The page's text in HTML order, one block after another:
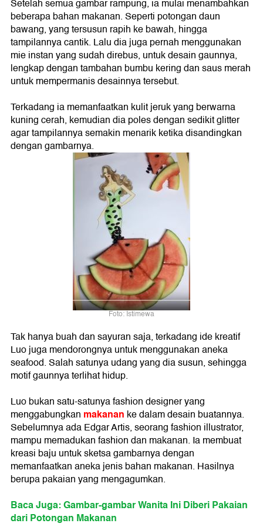
Setelah semua gambar rampung, ia mulai menambahkan
beberapa bahan makanan. Seperti potongan daun
bawang, yang tersusun rapih ke bawah, hingga
tampilannya cantik. Lalu dia juga pernah menggunakan
mie instan yang sudah direbus, untuk desain gaunnya,
lengkap dengan tambahan bumbu kering dan saus merah
untuk mempermanis desainnya tersebut.
Terkadang ia memanfaatkan kulit jeruk yang berwarna
kuning cerah, kemudian dia poles dengan sedikit glitter
agar tampilannya semakin menarik ketika disandingkan
dengan gambarnya.
Foto: Istimewa
Tak hanya buah dan sayuran saja, terkadang ide kreatif
Luo juga mendorongnya untuk menggunakan aneka
seafood. Salah satunya udang yang dia susun, sehingga
motif gaunnya terlihat hidup.
Luo bukan satu-satunya fashion designer yang
menggabungkan makanan ke dalam desain buatannya.
Sebelumnya ada Edgar Artis, seorang fashion illustrator,
mampu memadukan fashion dan makanan. Ia membuat
kreasi baju untuk sketsa gambarnya dengan
memanfaatkan aneka jenis bahan makanan. Hasilnya
berupa pakaian yang mengagumkan.
Baca Juga: Gambar-gambar Wanita Ini Diberi Pakaian
dari Potongan Makanan